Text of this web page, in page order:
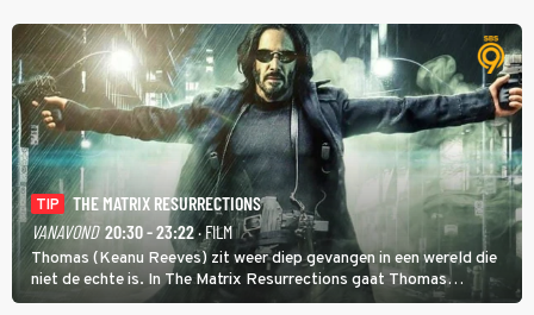
TIP
THE MATRIX RESURRECTIONS
VANAVOND 20:30 - 23:22· FILM
Thomas (Keanu Reeves) zit weer diep gevangen in een wereld die
niet de echte is. In The Matrix Resurrections gaat Thomas
proberen uit deze schijnwereld te ontsnappen.